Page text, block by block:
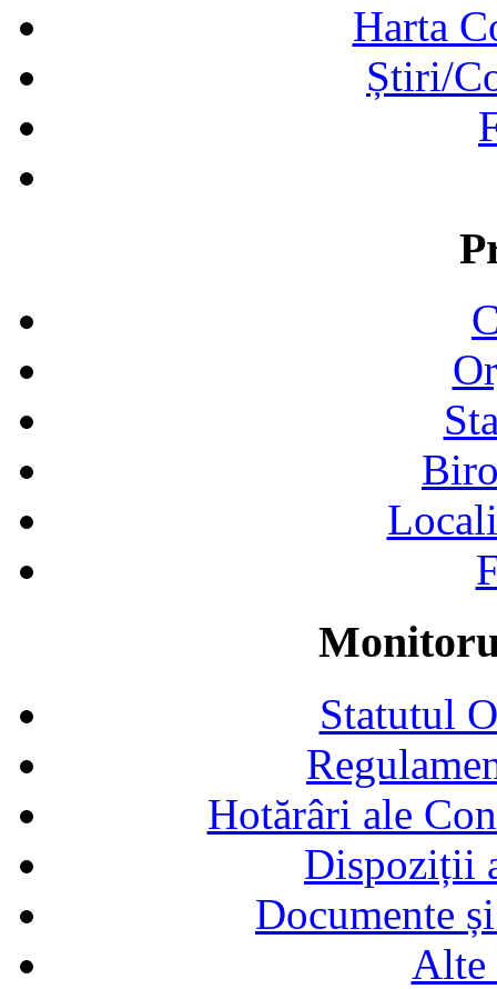
Harta
Știri/
Statutul
Hotărâri ale
Dispoziții
Documente
Alte